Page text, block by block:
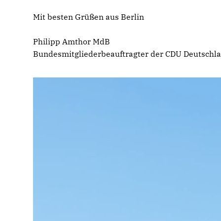
Mit besten Grüßen aus Berlin
Philipp Amthor MdB
Bundesmitgliederbeauftragter der CDU